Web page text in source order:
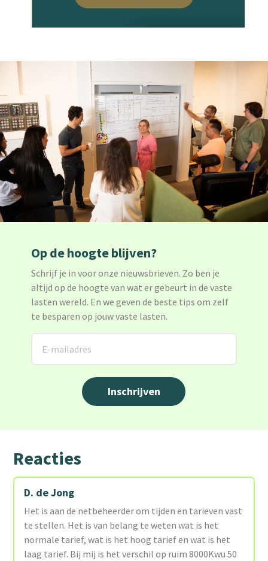
Op de hoogte blijven?
Schrijf je in voor onze nieuwsbrieven. Zo ben je
altijd op de hoogte van wat er gebeurt in de vaste
lasten wereld. En we geven de beste tips om zelf
te besparen op jouw vaste lasten.
Reacties
D. de Jong
Het is aan de netbeheerder om tijden en tarieven vast
te stellen. Het is van belang te weten wat is het
normale tarief, wat is het hoog tarief en wat is het
laag tarief. Bij mij is het verschil op ruim 8000Kwu 50